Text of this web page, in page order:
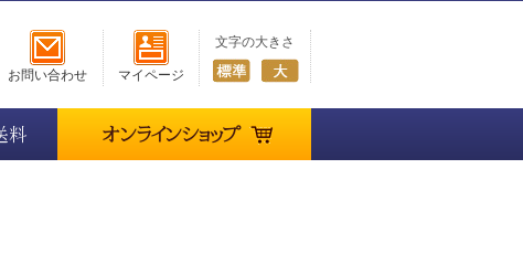
文字の大きさ
お問い合わせ マイページ
料 オンラインショップ